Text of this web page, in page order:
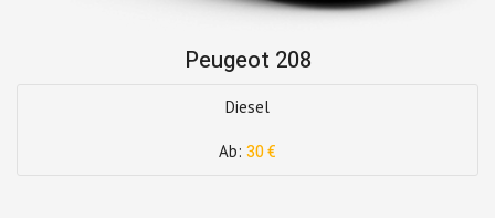
Peugeot 208
Diesel
Ab: 30 €